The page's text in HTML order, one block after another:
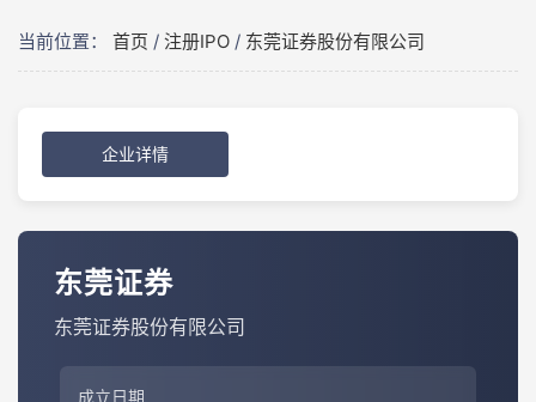
当前位置： 首页 / 注册IPO / 东莞证券股份有限公司
企业详情
东莞证券
东莞证券股份有限公司
成立日期